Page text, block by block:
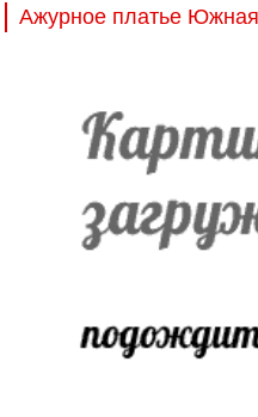
Ажурное платье